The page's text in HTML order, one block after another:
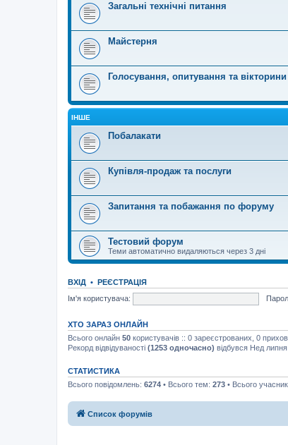
Загальні технічні питання
Майстерня
Голосування, опитування та вікторини
ІНШЕ
Побалакати
Купівля-продаж та послуги
Запитання та побажання по форуму
Тестовий форум
Теми автоматично видаляються через 3 дні
ВХІД • РЕЄСТРАЦІЯ
Ім'я користувача:
ХТО ЗАРАЗ ОНЛАЙН
Всього онлайн 50 користувачів :: 0 зареєстрованих, 0
Рекорд відвідуваності (1253 одночасно) відбувся Нед
СТАТИСТИКА
Всього повідомлень: 6274 • Всього тем: 273 • Всього
Список форумів